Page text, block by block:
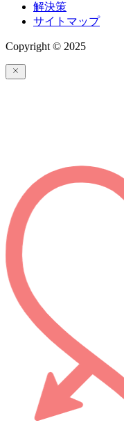
解決策
サイトマップ
Copyright © 2025